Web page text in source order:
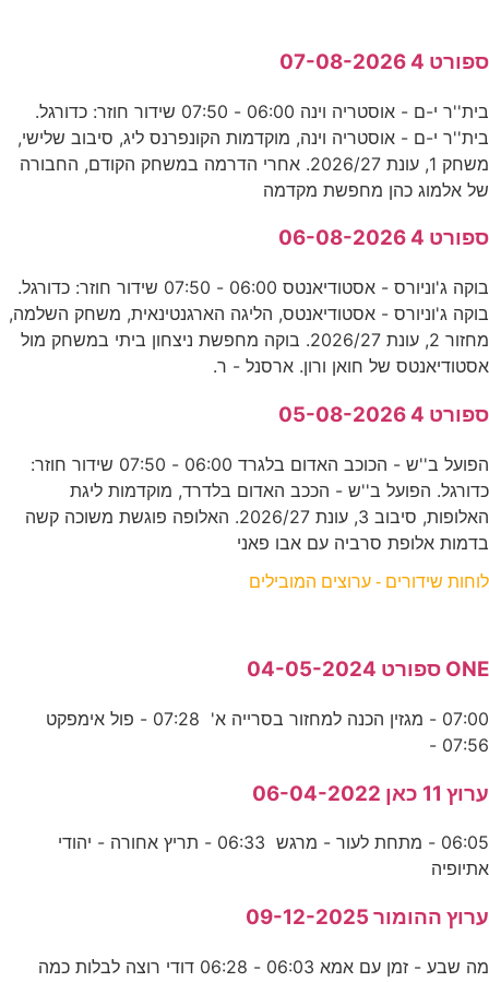
ספורט 4 07-08-2026
בית''ר י-ם - אוסטריה וינה 06:00 - 07:50 שידור חוזר: כדורגל.
בית''ר י-ם - אוסטריה וינה, מוקדמות הקונפרנס ליג, סיבוב שלישי,
משחק 1, עונת 2026/27. אחרי הדרמה במשחק הקודם, החבורה
של אלמוג כהן מחפשת מקדמה
ספורט 4 06-08-2026
בוקה ג'וניורס - אסטודיאנטס 06:00 - 07:50 שידור חוזר: כדורגל.
בוקה ג'וניורס - אסטודיאנטס, הליגה הארגנטינאית, משחק השלמה,
מחזור 2, עונת 2026/27. בוקה מחפשת ניצחון ביתי במשחק מול
אסטודיאנטס של חואן ורון. ארסנל - ר.
ספורט 4 05-08-2026
הפועל ב''ש - הכוכב האדום בלגרד 06:00 - 07:50 שידור חוזר:
כדורגל. הפועל ב''ש - הככב האדום בלדרד, מוקדמות ליגת
האלופות, סיבוב 3, עונת 2026/27. האלופה פוגשת משוכה קשה
בדמות אלופת סרביה עם אבו פאני
לוחות שידורים - ערוצים המובילים
ONE ספורט 04-05-2024
07:00 - מגזין הכנה למחזור בסרייה א' 07:28 - פול אימפקט
07:56 -
ערוץ 11 כאן 06-04-2022
06:05 - מתחת לעור - מרגש 06:33 - תריץ אחורה - יהודי
אתיופיה
ערוץ ההומור 09-12-2025
מה שבע - זמן עם אמא 06:03 - 06:28 דודי רוצה לבלות כמה